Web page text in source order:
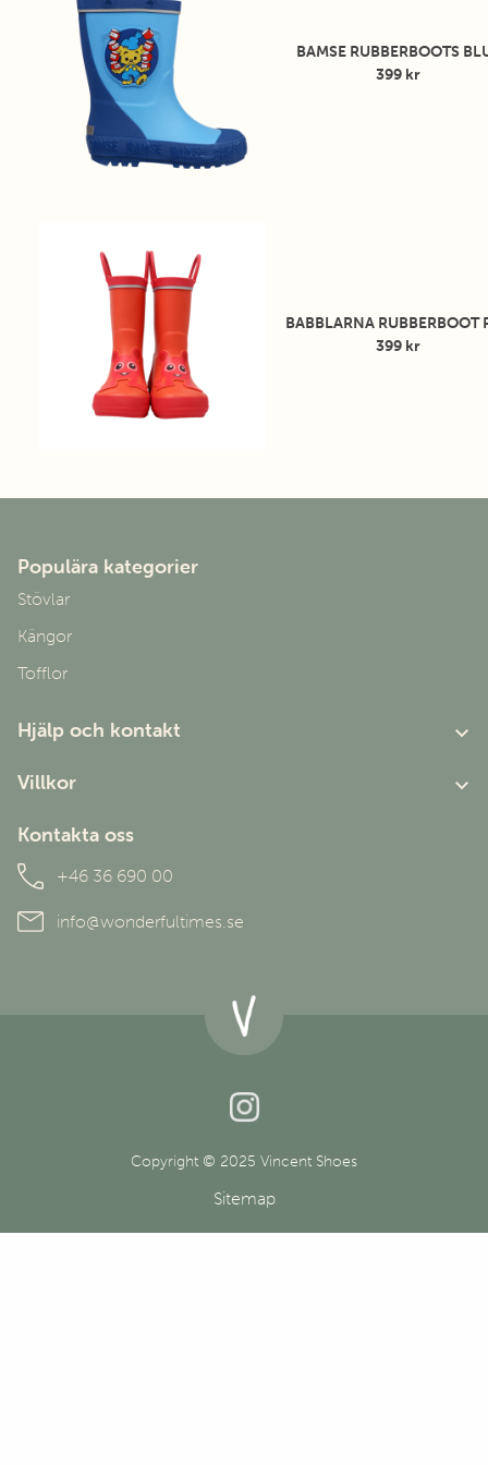
hälen gör barnet synligt i mörka förhållanden, vilket ger extra
trygghet vid utomhuslek.
Babblarna Gummistövlar är dessutom utrustade med en
innersula som gör det lätt att hålla stövlarna fräscha. De
handtagen på skaften gör det enkelt både att bära stövlarna
Ge ditt barn ett par Babblarna Gummistövlar och gör
både roliga och bekväma!
Storleksguide innermått:
Babblare Rubberboot S-20
Babblare Rubberboot S-21
Babblare Rubberboot S-24
160
mm
Babblare Rubberboot S-26
BAMSE RUBBERBOOTS
399 kr
BABBLARNA RUBBERBOOT
399 kr
Populära kategorier
Stövlar
Kängor
Tofflor
Hjälp och kontakt
Om oss
Villkor
Användarvillkor
Personuppgiftspolicy
Kontakta oss
+46 36 690 00
info@wonderfultimes.se
Copyright © 2025 Vincent Shoes
Sitemap